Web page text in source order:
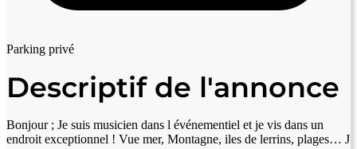
Parking privé
Descriptif de l'annonce
Bonjour ; Je suis musicien dans l événementiel et je vis dans un
endroit exceptionnel ! Vue mer, Montagne, iles de lerrins, plages… J